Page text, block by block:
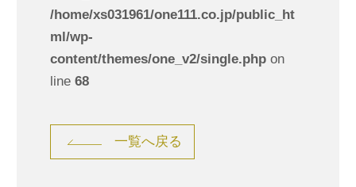
/home/xs031961/one111.co.jp/public_ht
ml/wp-
content/themes/one_v2/single.phpon
line 68
一覧へ戻る